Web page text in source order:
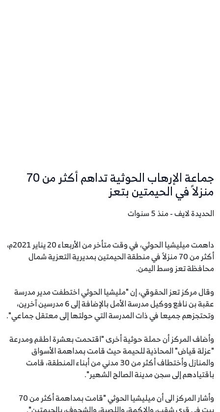
جماعة الإرهاب الحوثية تداهم أكثر من 70
منزلاً في الحيمتين بتعز
الحديدة لايف - منذ 5 سنوات
داهمت ميليشيا الحوثي، في وقت متأخر من الأربعاء 20 يناير 2021م،
أكثر من 70 منزلاً في منطقة الحيمتين بمديرية التعزية شمال
محافظة تعز وسط اليمن.
وقال مركز تعز الحقوقي، إن "مليشيا الحوثي اختطفت مدير مدرسة
عقبة بن نافع ووكيل مدرسة الأمل بالإضافة إلى 6 مدرسين آخرين،
وتحتجزهم جميعا في ذات المدرسة التي حولتها إلى معتقل جماعي".
وأضاف المركز أن حملة حوثية أخرى "اقتحمت بعشرة اطقم ومدرعة
"عزلة قياض" المحاذية للحيمة حيث قامت بمداهمة الأسواق
والمنازل وأختطاف أكثر من 30 مدني من أبناء المنطقة، قامت
باقتيادهم إلى سجن مدينة الصالح الشهير".
وأشار المركز الى أن ميليشيا الحوثي "قامت بمداهمة أكثر من 70